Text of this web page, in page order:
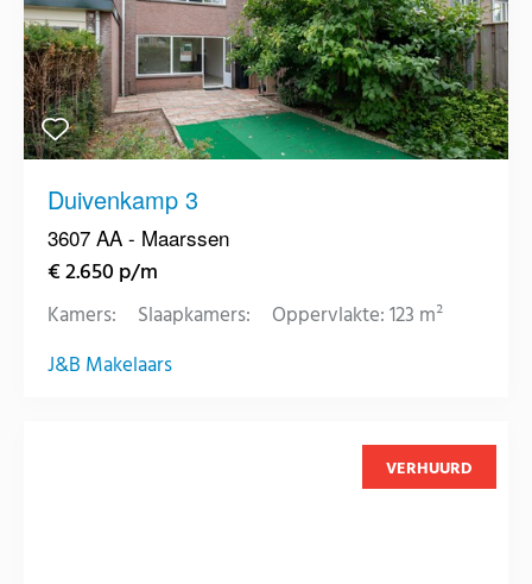
Duivenkamp 3
3607 AA - Maarssen
€ 2.650 p/m
Kamers: Slaapkamers:
Oppervlakte: 123 m²
J&B Makelaars
VERHUURD